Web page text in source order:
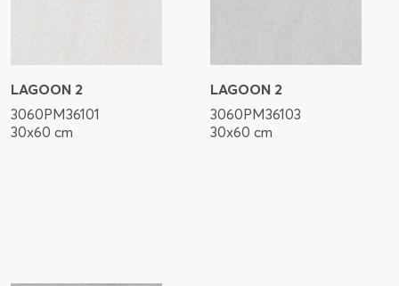
LAGOON 2
3060PM36101
30x60 cm
LAGOON 2
3060PM36103
30x60 cm